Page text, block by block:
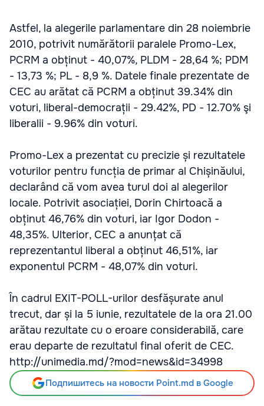
Astfel, la alegerile parlamentare din 28 noiembrie
2010, potrivit numărătorii paralele Promo-Lex,
PCRM a obținut - 40,07%, PLDM - 28,64 %; PDM
- 13,73 %; PL - 8,9 %. Datele finale prezentate de
CEC au arătat că PCRM a obținut 39.34% din
voturi, liberal-democrații - 29.42%, PD - 12.70% şi
liberalii - 9.96% din voturi.
Promo-Lex a prezentat cu precizie și rezultatele
voturilor pentru funcția de primar al Chișinăului,
declarând că vom avea turul doi al alegerilor
locale. Potrivit asociației, Dorin Chirtoacă a
obținut 46,76% din voturi, iar Igor Dodon -
48,35%. Ulterior, CEC a anunțat că
reprezentantul liberal a obținut 46,51%, iar
exponentul PCRM - 48,07% din voturi.
În cadrul EXIT-POLL-urilor desfășurate anul
trecut, dar și la 5 iunie, rezultatele de la ora 21.00
arătau rezultate cu o eroare considerabilă, care
erau departe de rezultatul final oferit de CEC.
http://unimedia.md/?mod=news&id=34998
Подпишитесь на новости Point.md в Google